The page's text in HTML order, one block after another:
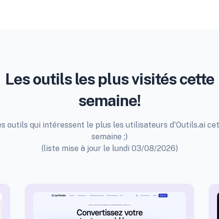
Les outils les plus visités cette
semaine!
outils qui intéressent le plus les utilisateurs d'Outils.ai
semaine ;)
(liste mise à jour le lundi 03/08/2026)